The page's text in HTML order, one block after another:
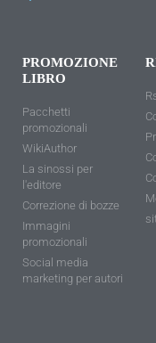
PROMOZIONE
LIBRO
Pacchetti
promozionali
WikiAuthor
La sinossi per
l'editore
Correzione di bozze
Immagini
promozionali
Social media
marketing per autori